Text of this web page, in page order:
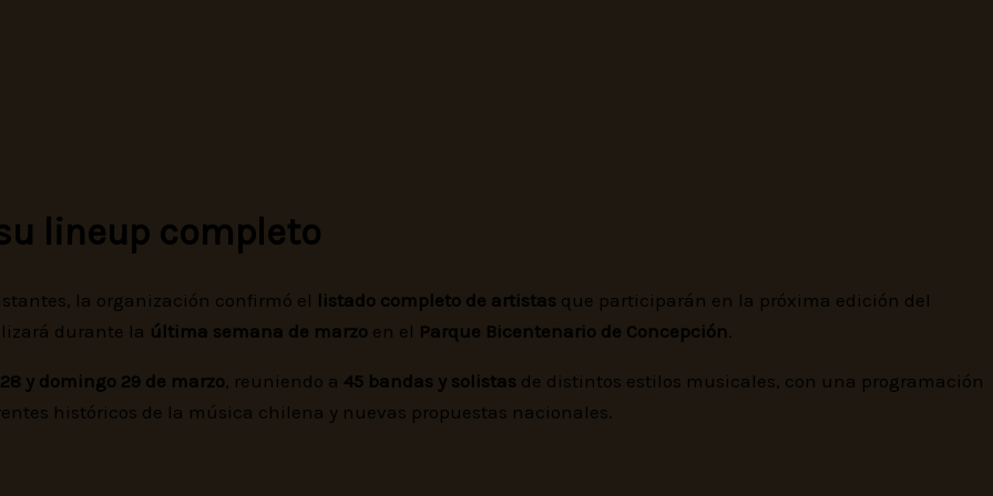
lineup completo
la organización confirmó el listado completo de artistas que participarán en la próxima edición del
durante la última semana de marzo en el Parque Bicentenario de Concepción
y domingo 29 de marzo, reuniendo a 45 bandas y solistas de distintos estilos musicales, con una programación
históricos de la música chilena y nuevas propuestas nacionales.